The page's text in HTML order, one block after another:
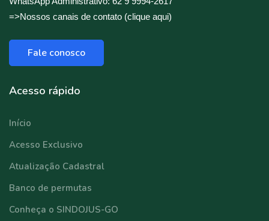
=>Nossos canais de contato (clique aqui)
Fale conosco
Acesso rápido
Início
Acesso Exclusivo
Atualização Cadastral
Banco de permutas
Conheça o SINDOJUS-GO